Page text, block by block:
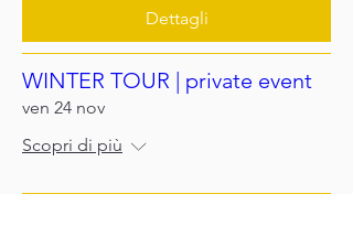
Dettagli
WINTER TOUR | private event
ven 24 nov
Scopri di più